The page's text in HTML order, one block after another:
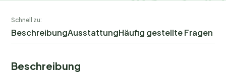
Schnell zu:
BeschreibungAusstattungHäufig gestellte Fragen
Beschreibung